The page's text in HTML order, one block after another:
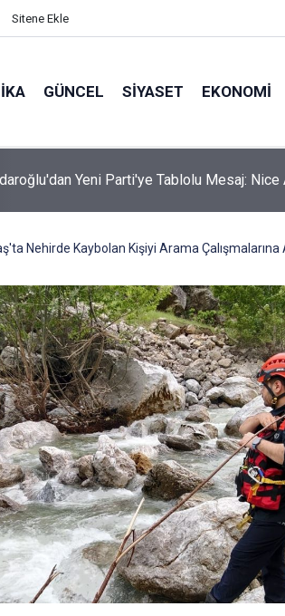
Sitene Ekle
GÜNCEL SIYASET EKONOMI
Yeni Parti'ye Tablolu Mesaj: Nice
Nehirde Kaybolan Kişiyi Arama Çalışmalarına